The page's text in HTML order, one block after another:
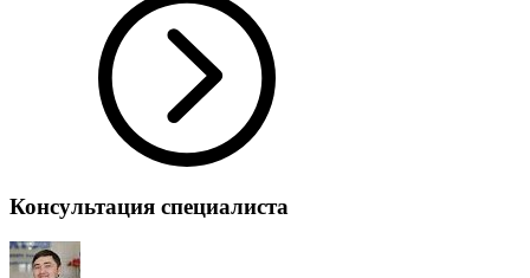
Консультация специалиста